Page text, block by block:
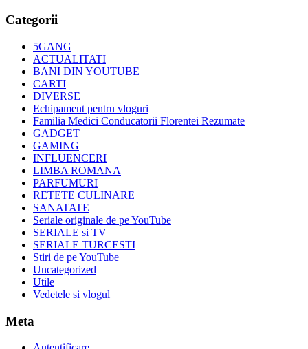
Categorii
5GANG
ACTUALITATI
BANI DIN YOUTUBE
CARTI
DIVERSE
Echipament pentru vloguri
Familia Medici Conducatorii Florentei Rezumate
GADGET
GAMING
INFLUENCERI
LIMBA ROMANA
PARFUMURI
RETETE CULINARE
SANATATE
Seriale originale de pe YouTube
SERIALE si TV
SERIALE TURCESTI
Stiri de pe YouTube
Uncategorized
Utile
Vedetele si vlogul
Meta